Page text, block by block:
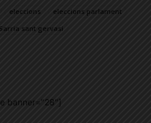
eleccions
eleccions parlament
Sarria sant gervasi
banner="28"]